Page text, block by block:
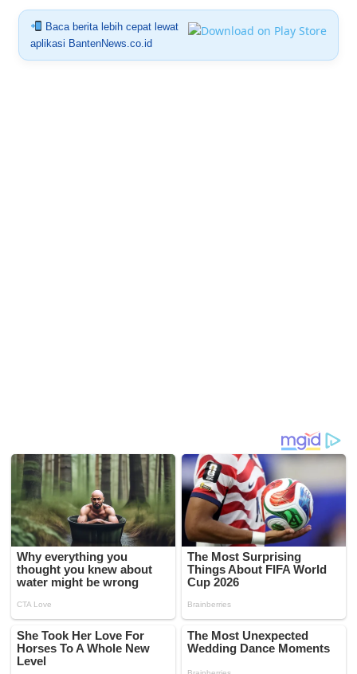
Baca berita lebih cepat lewat
aplikasi BantenNews.co.id